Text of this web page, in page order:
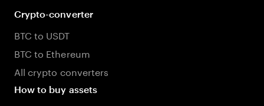
Crypto-converter
BTC to USDT
BTC to Ethereum
All crypto converters
How to buy assets